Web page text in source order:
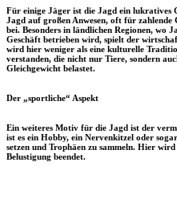
Für einige Jäger ist die Jagd ein
Jagd auf großen Anwesen, oft für zahlende
bei. Besonders in ländlichen Regionen, wo
Geschäft betrieben wird, spielt der
wird hier weniger als eine kulturelle
verstanden, die nicht nur Tiere, sondern
Gleichgewicht belastet.
Der „sportliche“ Aspekt
Ein weiteres Motiv für die Jagd ist der
ist es ein Hobby, ein Nervenkitzel oder
setzen und Trophäen zu sammeln. Hier wird
Belustigung beendet.